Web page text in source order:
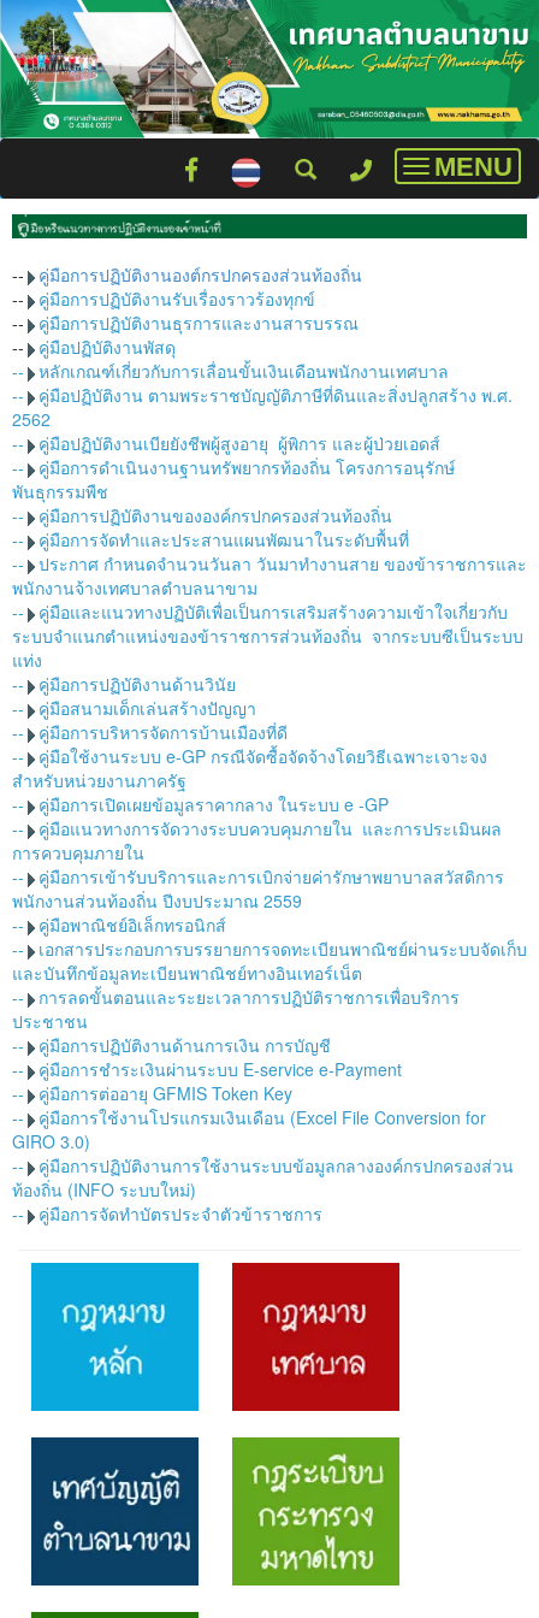
Toggle
MENU
--
คู่มือการปฏิบัติงานองต์กรปกครองส่วนท้องถิ่น
--
คู่มือการปฏิบัติงานรับเรื่องราวร้องทุกข์
--
คู่มือการปฏิบัติงานธุรการและงานสารบรรณ
--
คู่มือปฏิบัติงานพัสดุ
--
หลักเกณฑ์เกี่ยวกับการเลื่อนขั้นเงินเดือนพนักงานเทศบาล
--
คู่มือปฏิบัติงาน ตามพระราชบัญญัติภาษีที่ดินและสิ่งปลูกสร้าง พ.ศ.
2562
--
คู่มือปฏิบัติงานเบียยังชีพผู้สูงอายุ ผู้พิการ และผู้ป่วยเอดส์
--
คู่มือการดำเนินงานฐานทรัพยากรท้องถิ่น โครงการอนุรักษ์
พันธุกรรมพืช
--
คู่มือการปฏิบัติงานขององค์กรปกครองส่วนท้องถิ่น
--
คู่มือการจัดทำและประสานแผนพัฒนาในระดับพื้นที่
--
ประกาศ กำหนดจำนวนวันลา วันมาทำงานสาย ของข้าราชการและ
พนักงานจ้างเทศบาลตำบลนาขาม
--
คู่มือและแนวทางปฏิบัติเพื่อเป็นการเสริมสร้างความเข้าใจเกี่ยวกับ
ระบบจำแนกตำแหน่งของข้าราชการส่วนท้องถิ่น จากระบบซีเป็นระบบ
แท่ง
--
คู่มือการปฏิบัติงานด้านวินัย
--
คู่มือสนามเด็กเล่นสร้างปัญญา
--
คู่มือการบริหารจัดการบ้านเมืองที่ดี
--
คู่มือใช้งานระบบ e-GP กรณีจัดซื้อจัดจ้างโดยวิธีเฉพาะเจาะจง
สำหรับหน่วยงานภาครัฐ
--
คู่มือการเปิดเผยข้อมูลราคากลาง ในระบบ e -GP
--
คู่มือแนวทางการจัดวางระบบควบคุมภายใน และการประเมินผล
การควบคุมภายใน
--
คู่มือการเข้ารับบริการและการเบิกจ่ายค่ารักษาพยาบาลสวัสดิการ
พนักงานส่วนท้องถิ่น ปีงบประมาณ 2559
--
คู่มือพาณิชย์อิเล็กทรอนิกส์
--
เอกสารประกอบการบรรยายการจดทะเบียนพาณิชย์ผ่านระบบจัดเก็บ
และบันทึกข้อมูลทะเบียนพาณิชย์ทางอินเทอร์เน็ต
--
การลดขั้นตอนและระยะเวลาการปฏิบัติราชการเพื่อบริการ
ประชาชน
--
คู่มือการปฏิบัติงานด้านการเงิน การบัญชี
--
คู่มือการชำระเงินผ่านระบบ E-service e-Payment
--
คู่มือการต่ออายุ GFMIS Token Key
--
คู่มือการใช้งานโปรแกรมเงินเดือน (Excel File Conversion for
GIRO 3.0)
--
คู่มือการปฏิบัติงานการใช้งานระบบข้อมูลกลางองค์กรปกครองส่วน
ท้องถิ่น (INFO ระบบใหม่)
--
คู่มือการจัดทำบัตรประจำตัวข้าราชการ